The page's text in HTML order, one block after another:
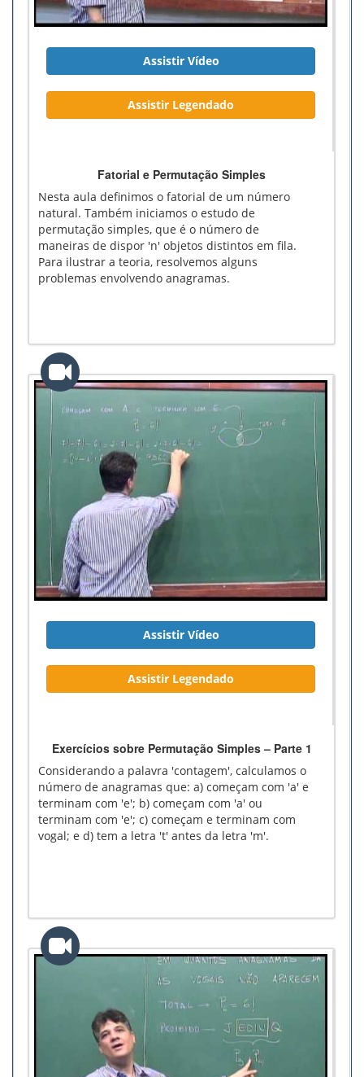
Assistir Vídeo
Assistir Legendado
Fatorial e Permutação Simples
Nesta aula definimos o fatorial de um número
natural. Também iniciamos o estudo de
permutação simples, que é o número de
maneiras de dispor 'n' objetos distintos em fila.
Para ilustrar a teoria, resolvemos alguns
problemas envolvendo anagramas.
Assistir Vídeo
Assistir Legendado
Exercícios sobre Permutação Simples – Parte 1
Considerando a palavra 'contagem', calculamos o
número de anagramas que: a) começam com 'a' e
terminam com 'e'; b) começam com 'a' ou
terminam com 'e'; c) começam e terminam com
vogal; e d) tem a letra 't' antes da letra 'm'.